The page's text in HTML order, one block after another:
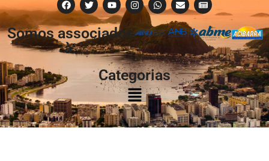
Somos associados
à:
Categorias